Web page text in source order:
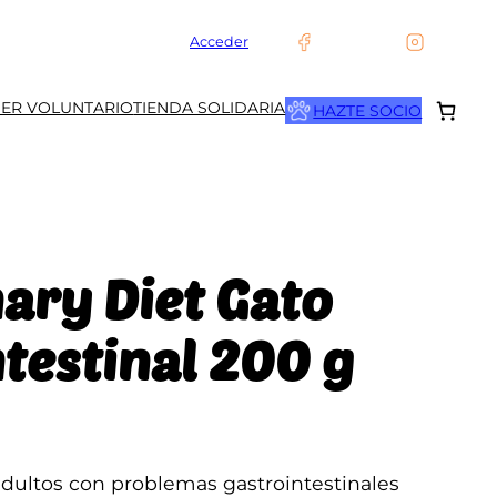
Acceder
VOLUNTARIOTIENDA SOLIDARIA HAZTE SOCIO
Diet Gato
200 g
con problemas gastrointestinales